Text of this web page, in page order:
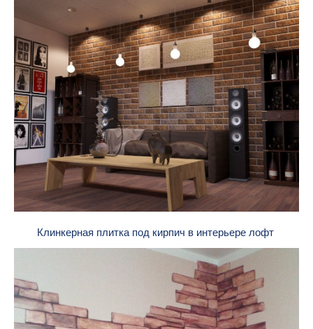
Клинкерная плитка под кирпич в интерьере лофт